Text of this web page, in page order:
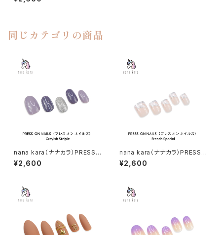
ズ）Pretty Me
同じカテゴリの商品
nana kara（ナナカラ）PRESS-
ON NAILS（プレス オン ネイル
ズ）Grayish Striple
¥2,600
nana kara（ナナカラ）PRESS-
ON NAILS（プレス オン ネイル
ズ）French Special
¥2,600